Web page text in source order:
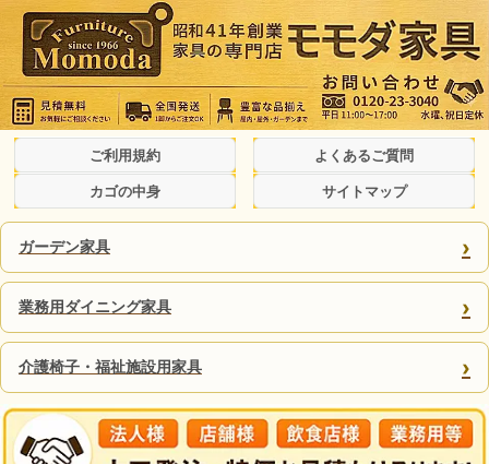
ご利用規約 よくあるご質問
カゴの中身 サイトマップ
ガーデン家具 ›
業務用ダイニング家具 ›
介護椅子・福祉施設用家具 ›